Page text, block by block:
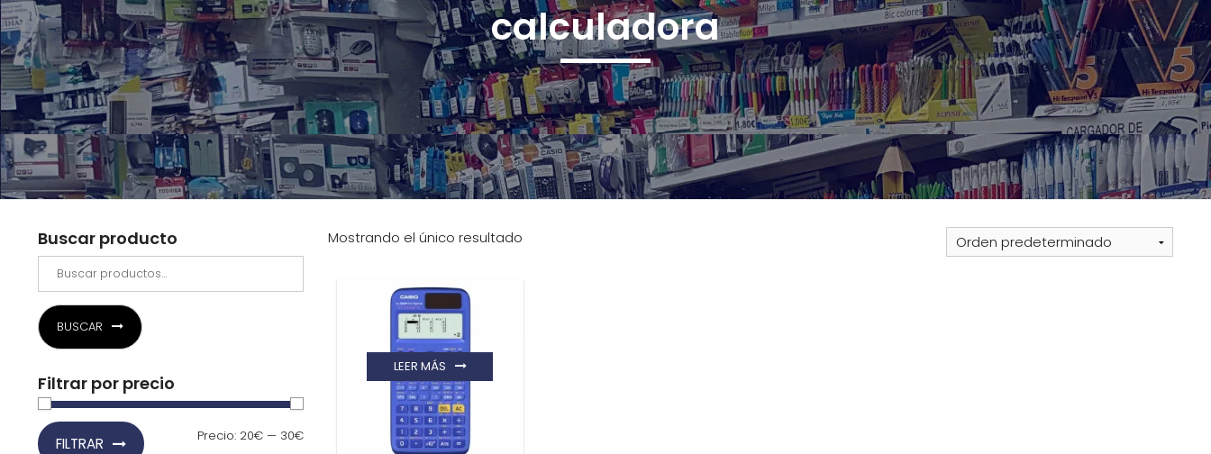
calculadora
Buscar producto
BUSCAR
Filtrar por precio
Precio
mínimo
Precio
máximo
FILTRAR Precio: 20€ — 30€
Mostrando el único resultado
LEER MÁS